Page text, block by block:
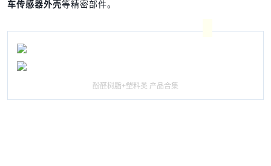
车传感器外壳等精密部件。
酚醛树脂+塑料类 产品合集